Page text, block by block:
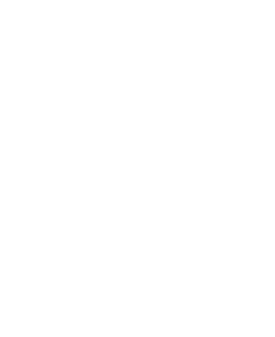
Vsi so v